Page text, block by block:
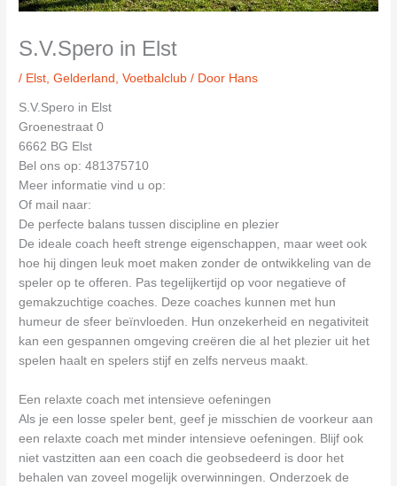
S.V.Spero in Elst
/ Elst ,Gelderland ,Voetbalclub / Door Hans
S.V.Spero in Elst
Groenestraat 0
6662 BG Elst
Bel ons op: 481375710
Meer informatie vind u op:
Of mail naar:
De perfecte balans tussen discipline en plezier
De ideale coach heeft strenge eigenschappen, maar weet ook
hoe hij dingen leuk moet maken zonder de ontwikkeling van de
speler op te offeren. Pas tegelijkertijd op voor negatieve of
gemakzuchtige coaches. Deze coaches kunnen met hun
humeur de sfeer beïnvloeden. Hun onzekerheid en negativiteit
kan een gespannen omgeving creëren die al het plezier uit het
spelen haalt en spelers stijf en zelfs nerveus maakt.
Een relaxte coach met intensieve oefeningen
Als je een losse speler bent, geef je misschien de voorkeur aan
een relaxte coach met minder intensieve oefeningen. Blijf ook
niet vastzitten aan een coach die geobsedeerd is door het
behalen van zoveel mogelijk overwinningen. Onderzoek de